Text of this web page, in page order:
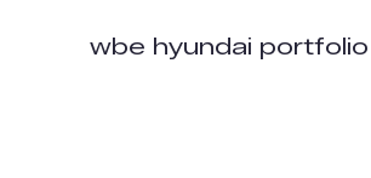
wbe hyundai portfolio